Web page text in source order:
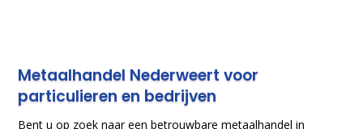
Metaalhandel Nederweert voor
particulieren en bedrijven
Bent u op zoek naar een betrouwbare metaalhandel in